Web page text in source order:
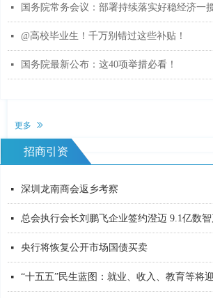
넷
넷 总会组织会员及成员商会代表共赴阳明心
넷
넷 国务院常务会议：部署持续落实好稳经济一
넷 @高校毕业生！千万别错过这些补贴！
넷 国务院最新公布：这40项举措必看！
更多 ꅀ
招商引资
넷 深圳龙南商会返乡考察
넷
넷 央行将恢复公开市场国债买卖
넷 “十五五”民生蓝图：就业、收入、教育等将